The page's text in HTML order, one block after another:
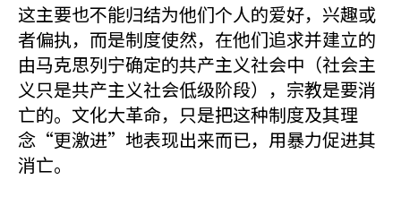
这主要也不能归结为他们个人的爱好，兴趣或
者偏执，而是制度使然，在他们追求并建立的
由马克思列宁确定的共产主义社会中（社会主
义只是共产主义社会低级阶段），宗教是要消
亡的。文化大革命，只是把这种制度及其理
念“更激进”地表现出来而已，用暴力促进其
消亡。